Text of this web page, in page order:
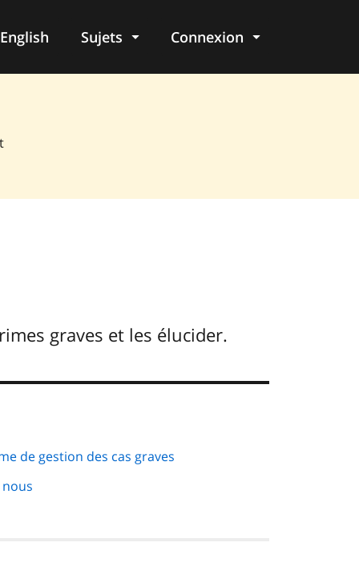
English Sujets Connexion
graves et les élucider.
de gestion des cas graves